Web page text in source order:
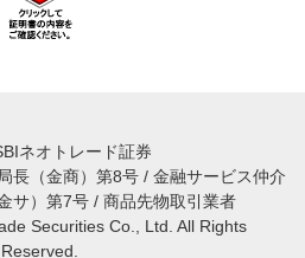
ネオトレード証券
長（金商）第8号 / 金融サービス仲介
サ）第7号 / 商品先物取引業者
Securities Co., Ltd. All Rights
Reserved.